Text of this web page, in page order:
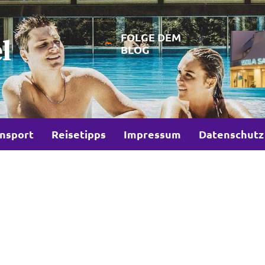
FOLGE DEM
BLOG
Reisetipps Impressum Datenschutz